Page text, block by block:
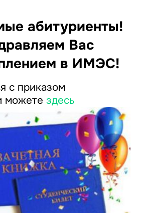
абитуриенты!
Вас
в ИМЭС!
с приказом
можете здесь